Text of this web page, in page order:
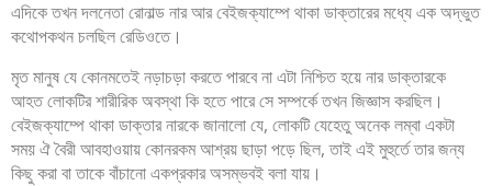
এদিকে তখন দলনেতা রোনাল্ড নার আর বেইজক্যাম্পে থাকা ডাক্তারের মধ্যে এক অদ্ভুত
কথোপকথন চলছিল রেডিওতে।
মৃত মানুষ যে কোনমতেই নড়াচড়া করতে পারবে না এটা নিশ্চিত হয়ে নার ডাক্তারকে
আহত লোকটির শারীরিক অবস্থা কি হতে পারে সে সম্পর্কে তখন জিজ্ঞাস করছিল।
বেইজক্যাম্পে থাকা ডাক্তার নারকে জানালো যে, লোকটি যেহেতু অনেক লম্বা একটা
সময় ঐ বৈরী আবহাওয়ায় কোনরকম আশ্রয় ছাড়া পড়ে ছিল, তাই এই মুহুর্তে তার জন্য
কিছু করা বা তাকে বাঁচানো একপ্রকার অসম্ভবই বলা যায়।